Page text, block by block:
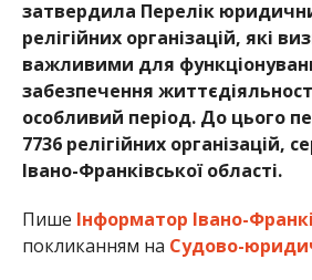
затвердила Перелік
релігійних організацій, які
важливими для
забезпечення
особливий період. До цього
7736 релігійних організацій,
Івано-Франківської області.
Пише Інформатор Івано-
покликанням на Судово-